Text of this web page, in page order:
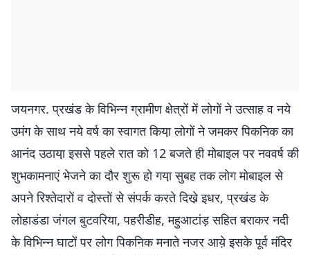
जयनगर. प्रखंड के विभिन्न ग्रामीण क्षेत्रों में लोगों ने उत्साह व नये
उमंग के साथ नये वर्ष का स्वागत किया़ लोगों ने जमकर पिकनिक का
आनंद उठाया़ इससे पहले रात को 12 बजते ही मोबाइल पर नववर्ष की
शुभकामनाएं भेजने का दौर शुरू हो गया़ सुबह तक लोग मोबाइल से
अपने रिश्तेदारों व दोस्तों से संपर्क करते दिखे़ इधर, प्रखंड के
लोहाडंडा जंगल बुटवरिया, पहरीडीह, महुआटांड़ सहित बराकर नदी
के विभिन्न घाटों पर लोग पिकनिक मनाते नजर आये़ इसके पूर्व मंदिर